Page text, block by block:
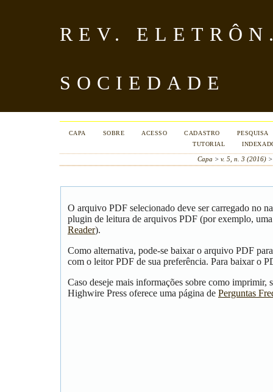
REV.
SOCIEDADE
CAPA SOBRE ACESSO CADASTRO
PESQUISA
TUTORIAL
Capa >v. 5, n. 3 (2016)
O arquivo PDF selecionado deve ser carregado no
plugin de leitura de arquivos PDF (por exemplo,
Reader).
Como alternativa, pode-se baixar o arquivo PDF
com o leitor PDF de sua preferência. Para baixar o
Caso deseje mais informações sobre como imprimir,
Highwire Press oferece uma página de Perguntas